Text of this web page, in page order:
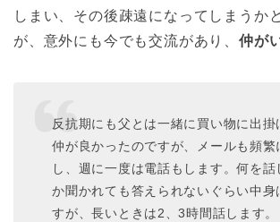
しまい、その後疎遠になってしまうか
が、意外にも今でも交流があり、 仲が
反抗期にも父とは一緒に買い物に出掛
仲が良かったのですが、メールも頻繁
し、週に一度は電話もします。何を話
か聞かれても答えられないぐらい中身
すが、長いときは2、3時間話します。